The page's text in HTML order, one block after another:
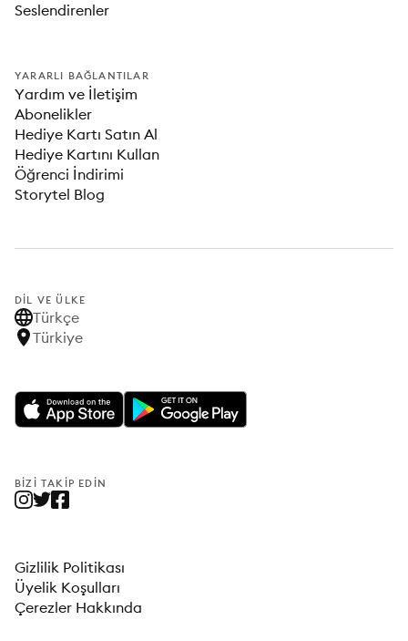
Seslendirenler
YARARLI BAĞLANTILAR
Yardım ve İletişim
Abonelikler
Hediye Kartı Satın Al
Hediye Kartını Kullan
Öğrenci İndirimi
Storytel Blog
DIL VE ÜLKE
Türkçe
Türkiye
BIZI TAKIP EDIN
Gizlilik Politikası
Üyelik Koşulları
Çerezler Hakkında